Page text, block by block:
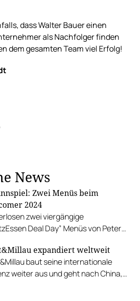
dass Walter Bauer einen
als Nachfolger finden
dem gesamten Team viel Erfolg!
News
Zwei Menüs beim
2024
zwei viergängige
Deal Day” Menüs von Peter
expandiert weltweit
baut seine internationale
weiter aus und geht nach China,